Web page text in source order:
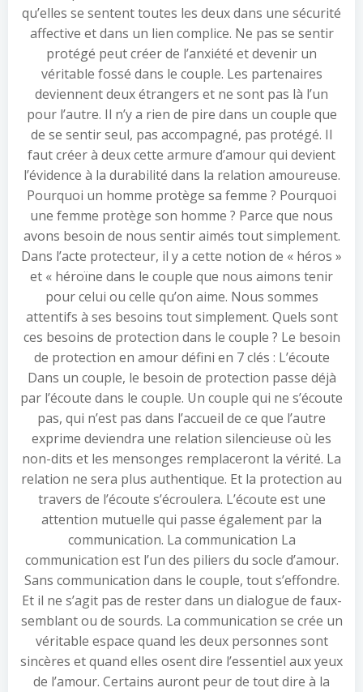
qu’elles se sentent toutes les deux dans une sécurité
affective et dans un lien complice. Ne pas se sentir
protégé peut créer de l’anxiété et devenir un
véritable fossé dans le couple. Les partenaires
deviennent deux étrangers et ne sont pas là l’un
pour l’autre. Il n’y a rien de pire dans un couple que
de se sentir seul, pas accompagné, pas protégé. Il
faut créer à deux cette armure d’amour qui devient
l’évidence à la durabilité dans la relation amoureuse.
Pourquoi un homme protège sa femme ? Pourquoi
une femme protège son homme ? Parce que nous
avons besoin de nous sentir aimés tout simplement.
Dans l’acte protecteur, il y a cette notion de « héros »
et « héroïne dans le couple que nous aimons tenir
pour celui ou celle qu’on aime. Nous sommes
attentifs à ses besoins tout simplement. Quels sont
ces besoins de protection dans le couple ? Le besoin
de protection en amour défini en 7 clés : L’écoute
Dans un couple, le besoin de protection passe déjà
par l’écoute dans le couple. Un couple qui ne s’écoute
pas, qui n’est pas dans l’accueil de ce que l’autre
exprime deviendra une relation silencieuse où les
non-dits et les mensonges remplaceront la vérité. La
relation ne sera plus authentique. Et la protection au
travers de l’écoute s’écroulera. L’écoute est une
attention mutuelle qui passe également par la
communication. La communication La
communication est l’un des piliers du socle d’amour.
Sans communication dans le couple, tout s’effondre.
Et il ne s’agit pas de rester dans un dialogue de faux-
semblant ou de sourds. La communication se crée un
véritable espace quand les deux personnes sont
sincères et quand elles osent dire l’essentiel aux yeux
de l’amour. Certains auront peur de tout dire à la